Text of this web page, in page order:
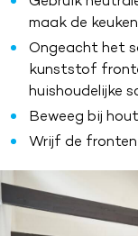
maak de
Ongeacht het
kunststof
huishoudelijke
Beweeg bij
Wrijf de